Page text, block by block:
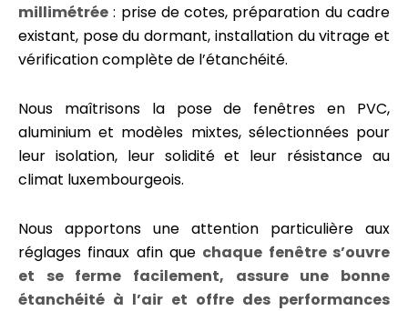
millimétrée : prise de cotes, préparation du cadre
existant, pose du dormant, installation du vitrage et
vérification complète de l’étanchéité.
Nous maîtrisons la pose de fenêtres en PVC,
aluminium et modèles mixtes, sélectionnées pour
leur isolation, leur solidité et leur résistance au
climat luxembourgeois.
Nous apportons une attention particulière aux
réglages finaux afin que chaque fenêtre s’ouvre
et se ferme facilement, assure une bonne
étanchéité à l’air et offre des performances